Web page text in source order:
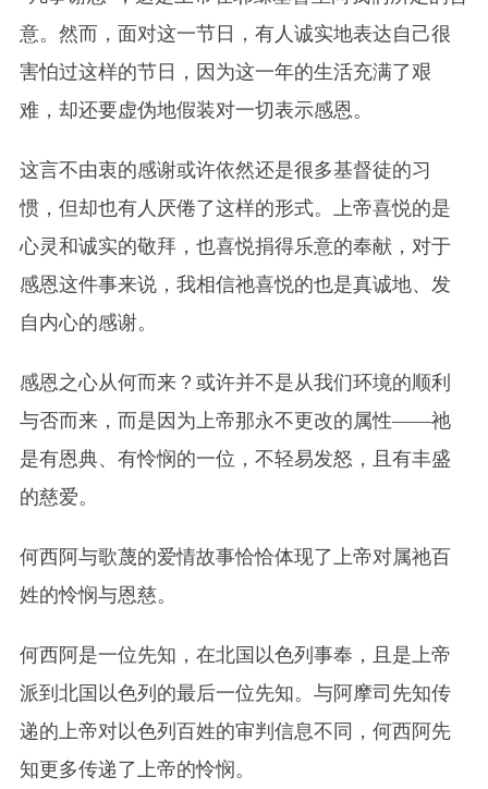
意。然而，面对这一节日，有人诚实地表达自己很
害怕过这样的节日，因为这一年的生活充满了艰
难，却还要虚伪地假装对一切表示感恩。
这言不由衷的感谢或许依然还是很多基督徒的习
惯，但却也有人厌倦了这样的形式。上帝喜悦的是
心灵和诚实的敬拜，也喜悦捐得乐意的奉献，对于
感恩这件事来说，我相信祂喜悦的也是真诚地、发
自内心的感谢。
感恩之心从何而来？或许并不是从我们环境的顺利
与否而来，而是因为上帝那永不更改的属性——祂
是有恩典、有怜悯的一位，不轻易发怒，且有丰盛
的慈爱。
何西阿与歌蔑的爱情故事恰恰体现了上帝对属祂百
姓的怜悯与恩慈。
何西阿是一位先知，在北国以色列事奉，且是上帝
派到北国以色列的最后一位先知。与阿摩司先知传
递的上帝对以色列百姓的审判信息不同，何西阿先
知更多传递了上帝的怜悯。